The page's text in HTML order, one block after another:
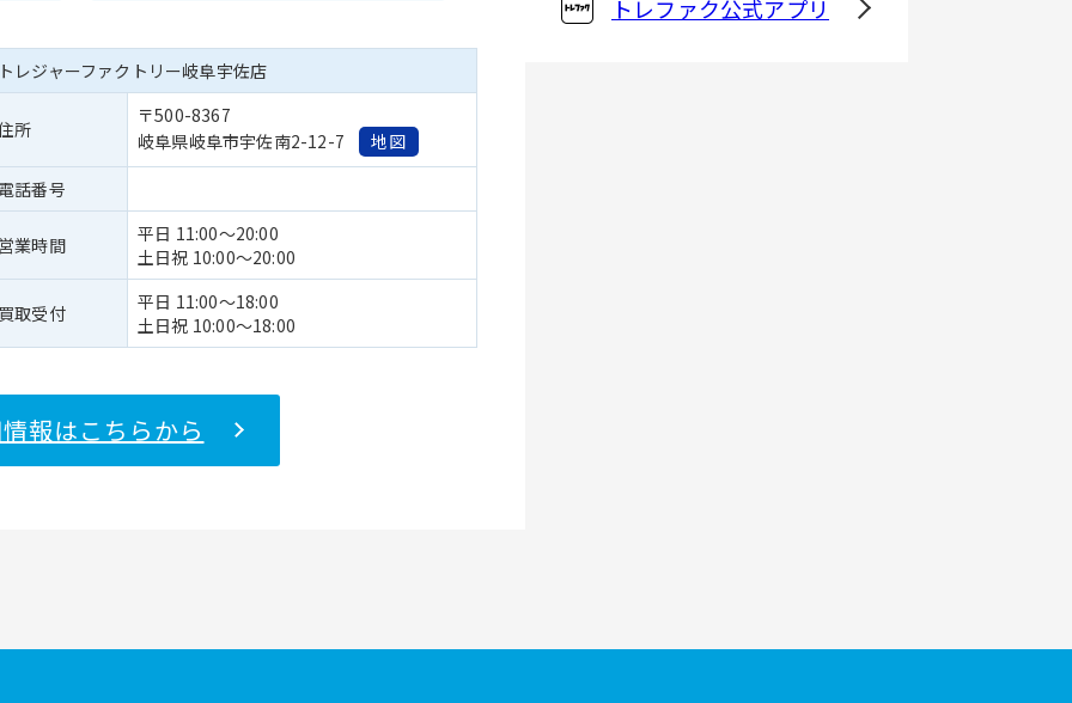
レジャーファクトリー岐阜宇佐店
所
〒500-8367
岐阜県岐阜市宇佐南2-12-7
地図
話番号
業時間
平日 11:00～20:00
土日祝 10:00～20:00
取受付
平日 11:00～18:00
土日祝 10:00～18:00
報はこちらから
トレファク公式アプリ